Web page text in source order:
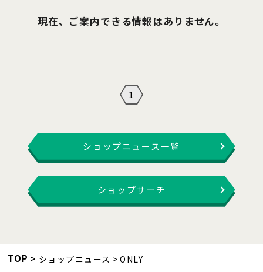
現在、ご案内できる情報はありません。
1
ショップニュース一覧
ショップサーチ
TOP ショップニュース ONLY